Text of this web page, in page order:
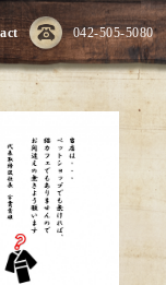
042-505-5080